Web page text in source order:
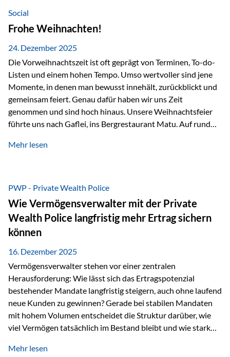
starkes Miteinander ist. Neben diesen gemeinsamen
Erlebnissen konnten wir…
Social
Frohe Weihnachten!
24. Dezember 2025
Die Vorweihnachtszeit ist oft geprägt von Terminen, To-do-
Listen und einem hohen Tempo. Umso wertvoller sind jene
Momente, in denen man bewusst innehält, zurückblickt und
gemeinsam feiert. Genau dafür haben wir uns Zeit
genommen und sind hoch hinaus. Unsere Weihnachtsfeier
führte uns nach Gaflei, ins Bergrestaurant Matu. Auf rund
beeindruckendes Panorama, sondern auch etwas, das im
verschneiter Landschaft, bei feinem Essen, guter Musik und
einer entspannten…
Mehr lesen
PWP - Private Wealth Police
Wie Vermögensverwalter mit der Private
Wealth Police langfristig mehr Ertrag sichern
können
16. Dezember 2025
Vermögensverwalter stehen vor einer zentralen
Herausforderung: Wie lässt sich das Ertragspotenzial
bestehender Mandate langfristig steigern, auch ohne laufend
neue Kunden zu gewinnen? Gerade bei stabilen Mandaten
mit hohem Volumen entscheidet die Struktur darüber, wie
viel Vermögen tatsächlich im Bestand bleibt und wie stark
Beispiel verdeutlicht diese Wirkung besonders deutlich.
Mehr lesen